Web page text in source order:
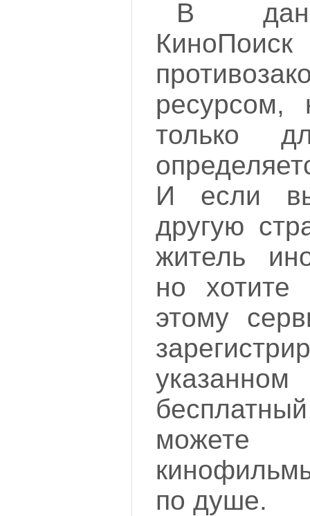
В
ресурсом,
только
И если
другую
житель
но хотите
этому
указанном
по душе.